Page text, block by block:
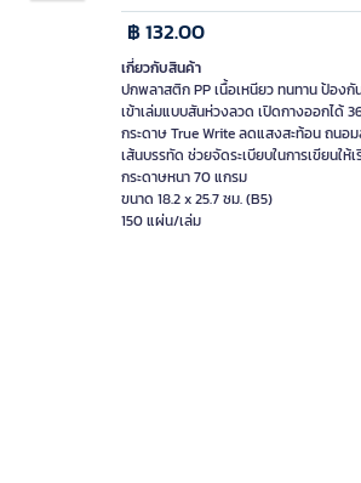
฿ 132.00
เกี่ยวกับสินค้า
ปกพลาสติก PP เนื้อเหนียว ทนทาน ป้องกั
เข้าเล่มแบบสันห่วงลวด เปิดกางออกได้
กระดาษ True Write ลดแสงสะท้อน ถนอ
เส้นบรรทัด ช่วยจัดระเบียบในการเขียนให้
กระดาษหนา 70 แกรม
ขนาด 18.2 x 25.7 ซม. (B5)
150 แผ่น/เล่ม